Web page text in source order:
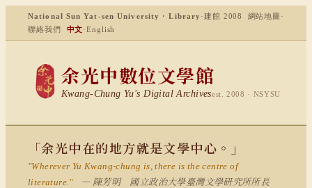
National Sun Yat-sen University · Library ·建館 2008 網站地圖 ·
聯絡我們
中文·English
余光中數位文學館
Kwang-Chung Yu's Digital Archivesest. 2008 · NSYSU
「余光中在的地方就是文學中心。」
"Wherever Yu Kwang-chung is, there is the centre of
literature."
— 陳芳明 國立政治大學臺灣文學研究所所長